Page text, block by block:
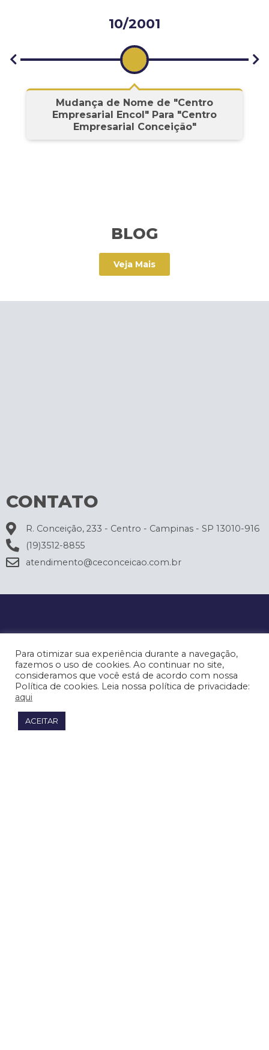
10/2001
Mudança de Nome de "Centro
Empresarial Encol" Para "Centro
Empresarial Conceição"
BLOG
Veja Mais
CONTATO
R. Conceição, 233 - Centro - Campinas - SP 13010-916
(19)3512-8855
atendimento@ceconceicao.com.br
Para otimizar sua experiência durante a navegação,
fazemos o uso de cookies. Ao continuar no site,
consideramos que você está de acordo com nossa
Política de cookies. Leia nossa política de privacidade:
aqui
ACEITAR